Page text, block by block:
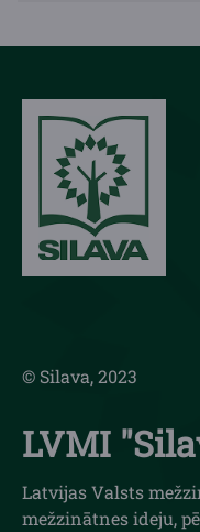
© Silava, 2023
LVMI
Latvijas Valsts
mežzinātnes ideju,